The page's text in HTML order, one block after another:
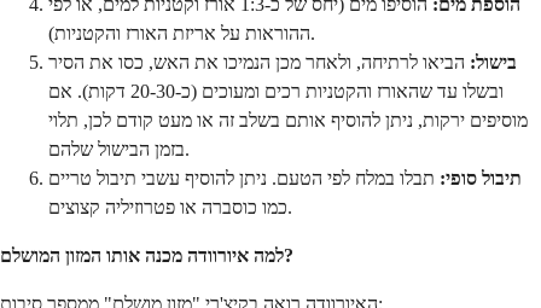
הוספת מים:
הוסיפו מים (יחס של כ-1:3 אורז וקטניות למים, או לפי
ההוראות על אריזת האורז והקטניות).
בישול: הביאו לרתיחה, ולאחר מכן הנמיכו את האש, כסו את הסיר
ובשלו עד שהאורז והקטניות רכים ומעוכים (כ-20-30 דקות). אם
מוסיפים ירקות, ניתן להוסיף אותם בשלב זה או מעט קודם לכן, תלוי
בזמן הבישול שלהם.
תיבול סופי: תבלו במלח לפי הטעם. ניתן להוסיף עשבי תיבול טריים
כמו כוסברה או פטרוזיליה קצוצים.
למה איורוודה מכנה אותו המזון המושלם?